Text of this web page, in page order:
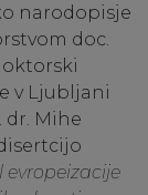
narodopisje
doc.
v Ljubljani
Mihe